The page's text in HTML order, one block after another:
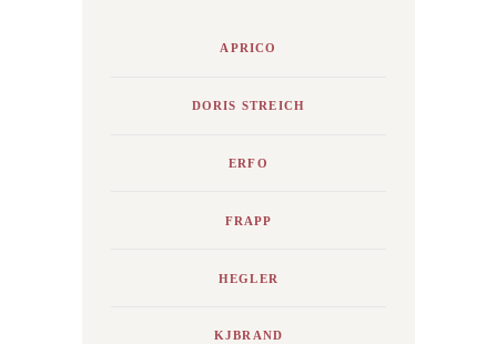
APRICO
DORIS STREICH
ERFO
FRAPP
HEGLER
KJBRAND